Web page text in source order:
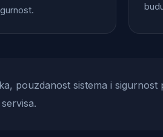
pouzdanost sistema i